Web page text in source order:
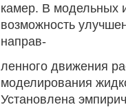
камер. В модельных
возможность
направ-
ленного движения
моделирования
Установлена